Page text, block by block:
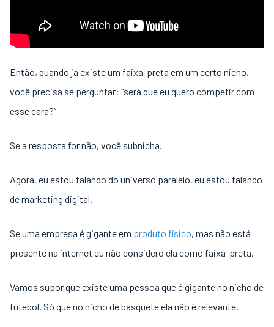
Então, quando já existe um faixa-preta em um certo nicho,
você precisa se perguntar: “será que eu quero competir com
esse cara?”
Se a resposta for não, você subnicha.
Agora, eu estou falando do universo paralelo, eu estou falando
de marketing digital.
Se uma empresa é gigante em produto físico, mas não está
presente na internet eu não considero ela como faixa-preta.
Vamos supor que existe uma pessoa que é gigante no nicho de
futebol. Só que no nicho de basquete ela não é relevante.